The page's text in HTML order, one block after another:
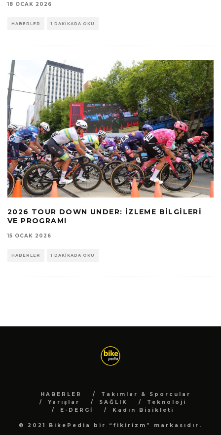
18 OCAK 2026
HABERLER 1 DAKIKADA OKU
2026 TOUR DOWN UNDER: İZLEME BILGILERI
VE PROGRAMI
15 OCAK 2026
HABERLER 1 DAKIKADA OKU
HABERLER
Takımlar & Sporcular
Yarışlar
SAĞLIK
Teknoloji
E-DERGİ
Kadın Bisikleti
© 2021 BikePedia bir “fikirizm” markasıdır.